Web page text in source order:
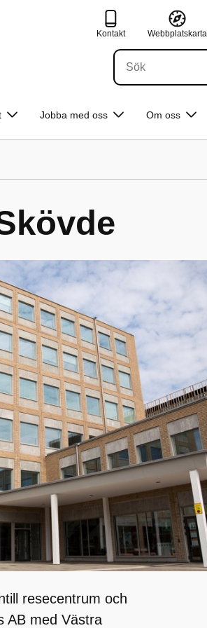
Kontakt Webbplatskarta
Jobba med oss Om oss
resecentrum och
AB med Västra